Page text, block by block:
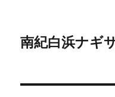
南紀白浜ナギ